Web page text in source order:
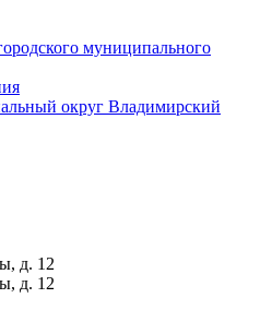
муниципального
округ Владимирский
д. 12
д. 12